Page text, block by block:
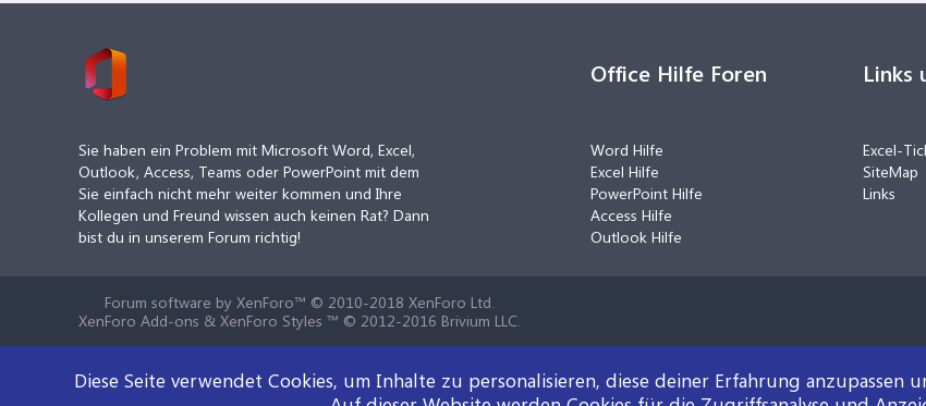
Sie haben ein Problem mit Microsoft Word, Excel,
Outlook, Access, Teams oder PowerPoint mit dem
Sie einfach nicht mehr weiter kommen und Ihre
Kollegen und Freund wissen auch keinen Rat? Dann
bist du in unserem Forum richtig!
Office Hilfe Foren
Word Hilfe
Excel Hilfe
PowerPoint Hilfe
Access Hilfe
Outlook Hilfe
Links
Excel-
SiteMap
Links
Forum software by XenForo™ © 2010-2018 XenForo Ltd.
XenForo Add-ons & XenForo Styles ™ © 2012-2016 Brivium LLC.
Diese Seite verwendet Cookies, um Inhalte zu personalisieren, diese deiner Erfahrung